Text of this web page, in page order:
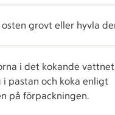
osten grovt eller hyvla
i det kokande
i pastan och koka enligt
på förpackningen.